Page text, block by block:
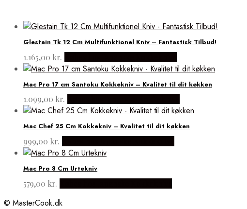
Glestain Tk 12 Cm Multifunktionel Kniv – Fantastisk Tilbud!
1.165,00 kr.
Mac Pro 17 cm Santoku Kokkekniv – Kvalitet til dit køkken
1.099,00 kr.
Mac Chef 25 Cm Kokkekniv – Kvalitet til dit køkken
999,00 kr.
Mac Pro 8 Cm Urtekniv
579,00 kr.
© MasterCook.dk